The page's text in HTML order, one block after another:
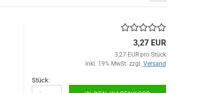
3,27 EUR
3,27 EUR pro Stück
inkl. 19% MwSt. zzgl. Versand
Stück: